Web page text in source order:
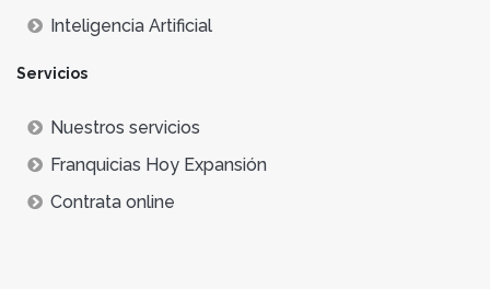
Inteligencia Artificial
Servicios
Nuestros servicios
Franquicias Hoy Expansión
Contrata online